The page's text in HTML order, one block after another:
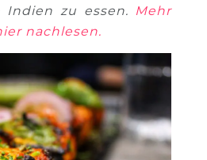
Indien zu essen. Mehr
nachlesen.